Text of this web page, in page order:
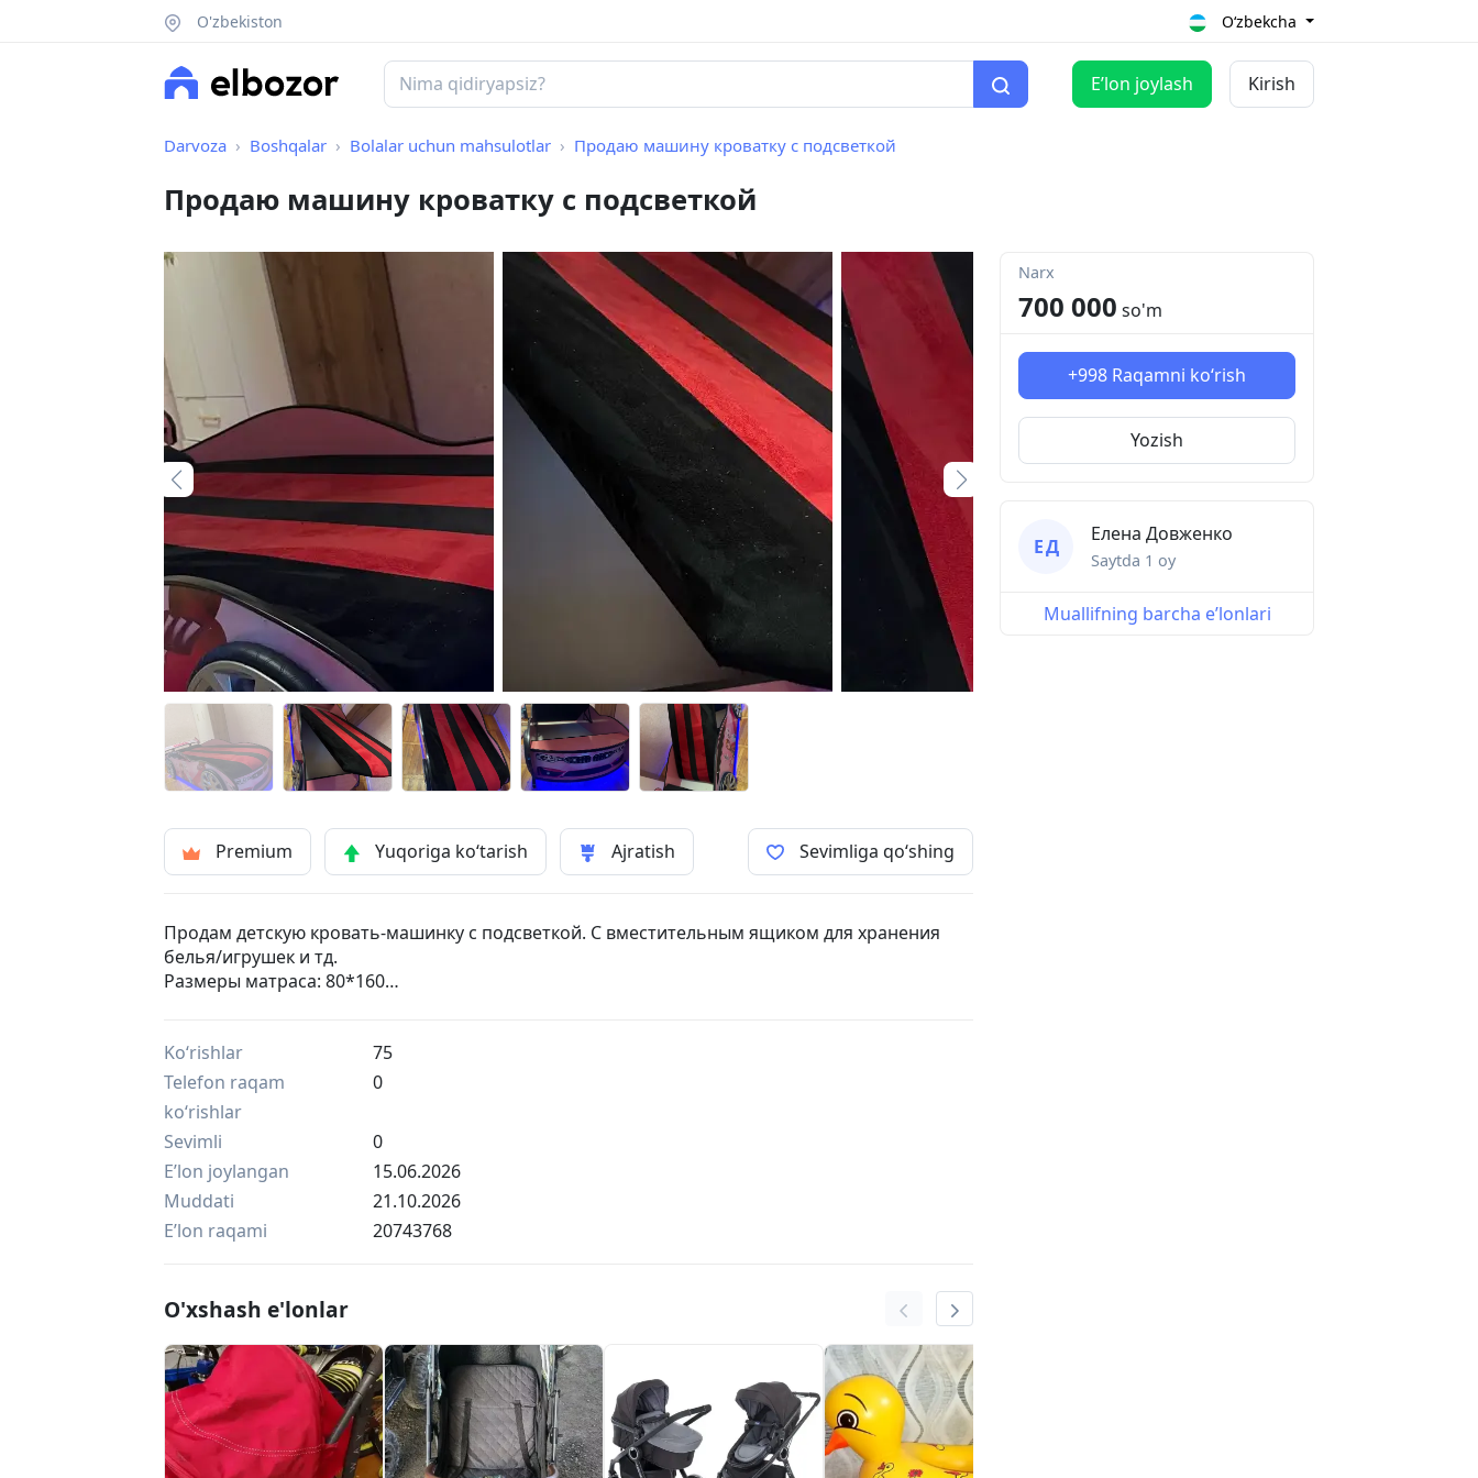
O'zbekiston O‘zbekcha
Eʼlon joylash Kirish
Darvoza Boshqalar Bolalar uchun mahsulotlar Продаю машину кроватку с подсветкой
Продаю машину кроватку с подсветкой
Premium Yuqoriga ko‘tarish Ajratish Sevimliga qo‘shing
Продам детскую кровать-машинку с подсветкой. С вместительным ящиком для хранения
белья/игрушек и тд.
Размеры матраса: 80*160
Ko‘rishlar
75
Telefon raqam
ko‘rishlar
0
Sevimli
0
Eʼlon joylangan
15.06.2026
Muddati
21.10.2026
Eʼlon raqami
20743768
O'xshash e'lonlar
Narx
700 000 so'm
+998 Raqamni ko‘rish
Yozish
Е Д
Елена Довженко
Saytda 1 oy
Muallifning barcha eʼlonlari